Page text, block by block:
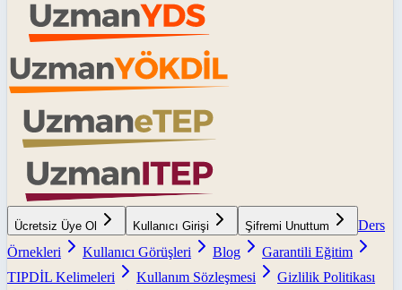
Ücretsiz Üye Ol Kullanıcı Girişi Şifremi Unuttum
Ders
Örnekleri
Kullanıcı Görüşleri Blog
Garantili Eğitim
TIPDİL Kelimeleri
Kullanım Sözleşmesi
Gizlilik Politikası